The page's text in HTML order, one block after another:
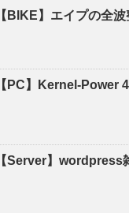
【BIKE】エイプの全
【PC】Kernel-Power
【Server】wordpress